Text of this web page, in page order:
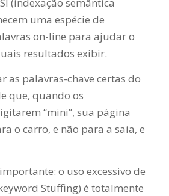
uma espécie de
on-line para ajudar o
resultados exibir.
as palavras-chave certas do
que, quando os
“mini”, sua página
o carro, e não para a saia, e
o uso excessivo de
Stuffing) é totalmente